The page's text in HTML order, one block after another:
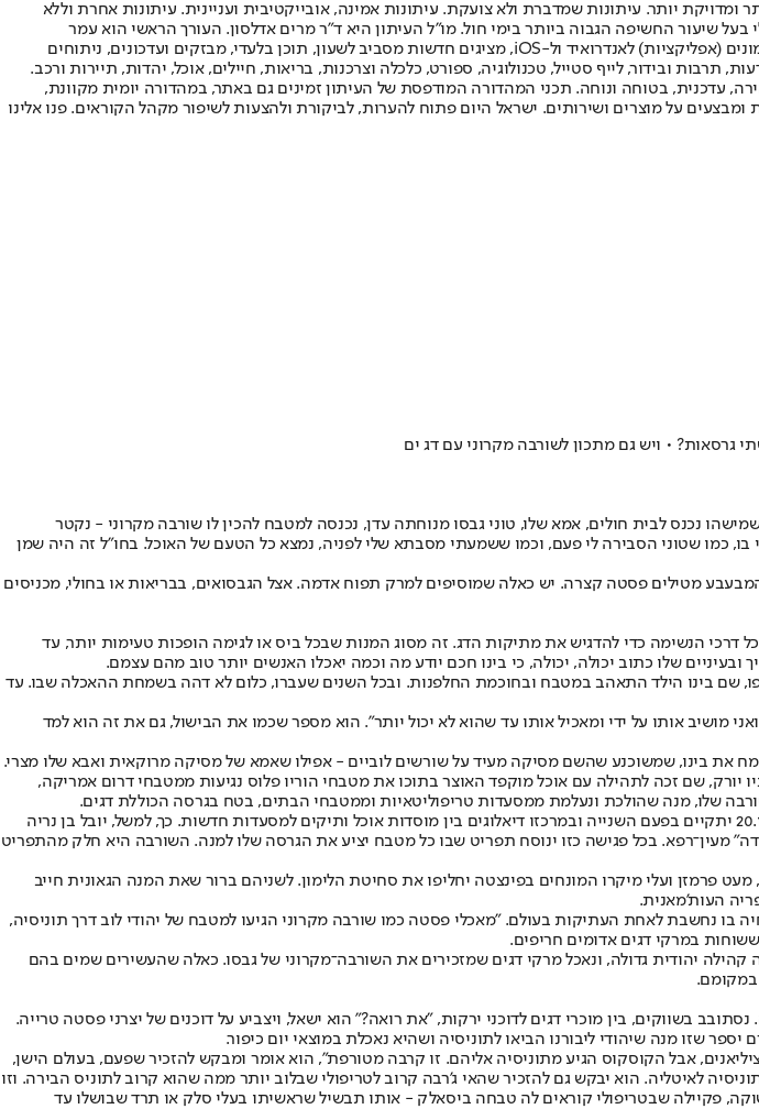
יותר. עיתונות שמדברת ולא צועקת. עיתונות אמינה, אובייקטיבית ועניינית. עיתונות אחרת וללא
2007, וב-2010 הפך "ישראל היום" לעיתון הישראלי בעל שיעור החשיפה הגבוה ביותר בימי חול. מו"ל העיתון היא ד"ר מרים אדלסון. העורך הראשי הוא עמר
לחמנוביץ, והעורך המייסד הוא עמוס רגב. אתרי האינטרנט של "ישראל היום" בעברית ובאנגלית, כמו כן היישומונים (אפליקציות) לאנדרואיד ול-iOS, מציגים חדשות מסביב לשעון, תוכן בלעדי, מבזקים ועדכונים, ניתוחים
תרבות ובידור, לייף סטייל, טכנולוגיה, ספורט, כלכלה וצרכנות, בריאות, חיילים, אוכל, יהדות, תיירות ורכב.
עדכנית, בטוחה ונוחה. תכני המהדורה המודפסת של העיתון זמינים גם באתר, במהדורה יומית מקוונת,
על מוצרים ושירותים. ישראל היום פתוח להערות, לביקורת ולהצעות לשיפור מקהל הקוראים. פנו אלינו
• ויש גם מתכון לשורבה מקרוני עם דג ים
נכנס לבית חולים, אמא שלו, טוני גבסו מנוחתה עדן, נכנסה למטבח להכין לו שורבה מקרוני - נקטר
כמו שטוני הסבירה לי פעם, וכמו ששמעתי מסבתא שלי לפניה, נמצא כל הטעם של האוכל. בחו"ל זה היה שמן
מטילים פסטה קצרה. יש כאלה שמוסיפים למרק תפוח אדמה. אצל הגבסואים, בבריאות או בחולי, מכניסים
הנשימה כדי להדגיש את מתיקות הדג. זה מסוג המנות שבכל ביס או לגימה הופכות טעימות יותר, עד
שלו כתוב יכולה, יכולה, כי בינו חכם יודע מה וכמה יאכלו האנשים יותר טוב מהם עצמם.
ביפו, שם בינו הילד התאהב במטבח ובחוכמת החלפנות. ובכל השנים שעברו, כלום לא דהה בשמחת ההאכלה שבו. עד
מושיב אותו על ידי ומאכיל אותו עד שהוא לא יכול יותר". הוא מספר שכמו את הבישול, גם את זה הוא למד
את בינו, שמשוכנע שהשם מסיקה מעיד על שורשים לוביים - אפילו שאמא של מסיקה מרוקאית ואבא שלו מצרי.
שם זכה לתהילה עם אוכל מוקפד האוצר בתוכו את מטבחי הוריו פלוס נגיעות ממטבחי דרום אמריקה,
שלו, מנה שהולכת ונעלמת ממסעדות טריפוליטאיות וממטבחי הבתים, בטח בגרסה הכוללת דגים.
הם לא הכירו קודם. נפגשו רק במסגרת ההכנות ל"פסטיבל המטבח הישראלי בחסות אמריקן אקספרס", שב־20.11 יתקיים בפעם השנייה ובמרכזו דיאלוגים בין מוסדות אוכל ותיקים למסעדות חדשות. כך, למשל, יובל בן נריה
הבוכרית, "פרא" יארחו את "עזבה" מכפר ראמה ו־02 הירושלמית את "מאג'דה" מעין־רפא. בכל פגישה כזו ינוסח תפריט שבו כל מטבח יציע את הגרסה שלו למנה. השורבה היא חלק מהתפריט
פרמזן ועלי מיקרו המונחים בפינצטה יחליפו את סחיטת הלימון. לשניהם ברור שאת המנה הגאונית חייב
בו נחשבת לאחת העתיקות בעולם. "מאכלי פסטה כמו שורבה מקרוני הגיעו למטבח של יהודי לוב דרך תוניסיה,
יהודית גדולה, ונאכל מרקי דגים שמזכירים את השורבה־מקרוני של גבסו. כאלה שהעשירים שמים בהם
במקומם.
בשווקים, בין מוכרי דגים לדוכני ירקות, "את רואה?" הוא ישאל, ויצביע על דוכנים של יצרני פסטה טרייה.
שזו מנה שיהודי ליבורנו הביאו לתוניסיה ושהיא נאכלת במוצאי יום כיפור.
אבל הקוסקוס הגיע מתוניסיה אליהם. זו קרבה מטורפת", הוא אומר ומבקש להזכיר שפעם, בעולם הישן,
לאיטליה. הוא יבקש גם להזכיר שהאי ג'רבה קרוב לטריפולי שבלוב יותר ממה שהוא קרוב לתוניס הבירה. וזו
פקיילה שבטריפולי קוראים לה טבחה ביסאלק - אותו תבשיל שראשיתו בעלי סלק או תרד שבושלו עד